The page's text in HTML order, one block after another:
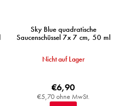
Sky Blue quadratische
Saucenschüssel 7x 7 cm, 50 ml
Nicht auf Lager
€5,70 ohne MwSt.
€6,90